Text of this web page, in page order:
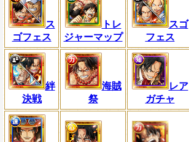
ス
ゴフェス
トレ
ジャーマップ
スゴ
フェス
絆
決戦
海賊
祭
レア
ガチャ